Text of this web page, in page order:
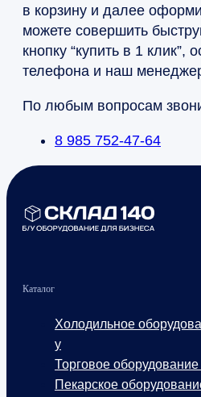
в корзину и далее
можете совершить
кнопку “купить в 1 клик”,
телефона и наш
По любым вопросам
8 985 752-47-64
Каталог
Холодильное
у
Торговое оборудование
Пекарское